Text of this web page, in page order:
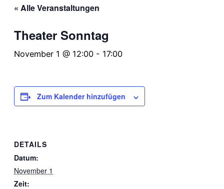
« Alle Veranstaltungen
Thea­ter Sonn­tag
November 1 @ 12:00 - 17:00
Zum Kalender hinzufügen
DETAILS
Datum:
November 1
Zeit: